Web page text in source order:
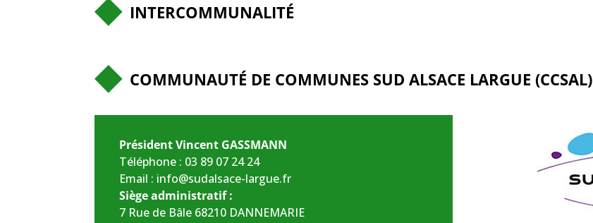
INTERCOMMUNALITÉ
COMMUNAUTÉ DE COMMUNES SUD ALSACE LARGUE (CCSAL)
Président Vincent GASSMANN
Téléphone : 03 89 07 24 24
Email : info@sudalsace-largue.fr
Siège administratif :
7 Rue de Bâle 68210 DANNEMARIE